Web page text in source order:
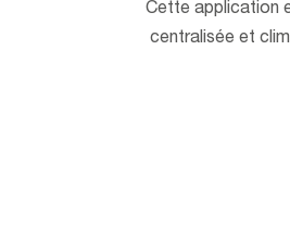
Cette application
centralisée et